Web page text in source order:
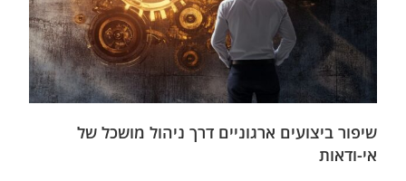
שיפור ביצועים ארגוניים דרך ניהול מושכל של
אי-ודאות